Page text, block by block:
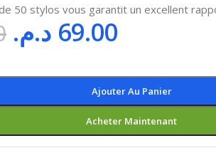
50 stylos vous garantit un excellent
69.00 د.م.
Ajouter Au Panier
Acheter Maintenant